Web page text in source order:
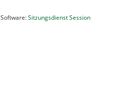
Software:SitzungsdienstSession(Wird in